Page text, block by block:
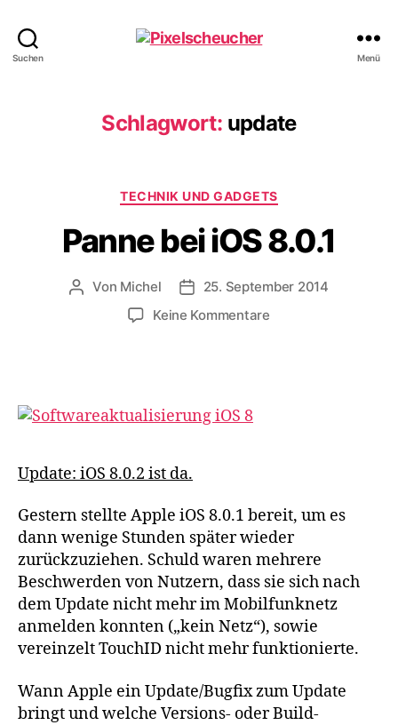
Suchen Menü
Schlagwort: update
Kategorien
TECHNIK UND GADGETS
Panne bei iOS 8.0.1
Beitragsautor
Von Michel Veröffentlichungsdatum
25. September 2014
Keine Kommentarezu
Update: iOS 8.0.2 ist da.
Gestern stellte Apple iOS 8.0.1 bereit, um es
dann wenige Stunden später wieder
zurückzuziehen. Schuld waren mehrere
Beschwerden von Nutzern, dass sie sich nach
dem Update nicht mehr im Mobilfunknetz
anmelden konnten („kein Netz“), sowie
vereinzelt TouchID nicht mehr funktionierte.
Wann Apple ein Update/Bugfix zum Update
bringt und welche Versions- oder Build-